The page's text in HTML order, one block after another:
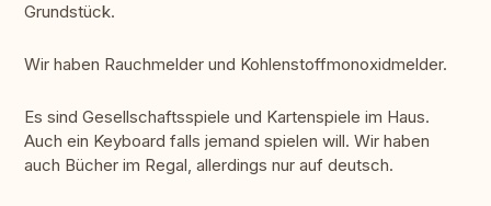
Grundstück.
Wir haben Rauchmelder und Kohlenstoffmonoxidmelder.
Es sind Gesellschaftsspiele und Kartenspiele im Haus.
Auch ein Keyboard falls jemand spielen will. Wir haben
auch Bücher im Regal, allerdings nur auf deutsch.